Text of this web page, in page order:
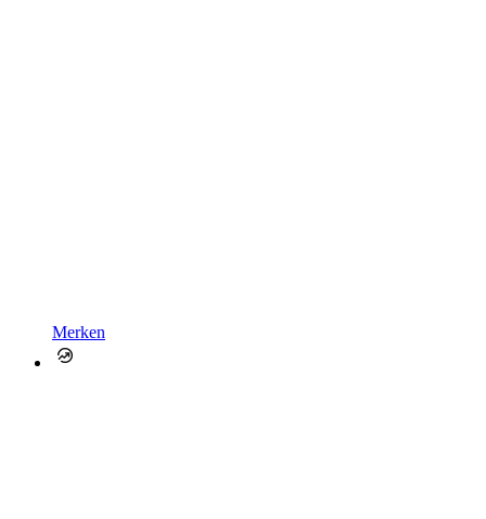
Merken